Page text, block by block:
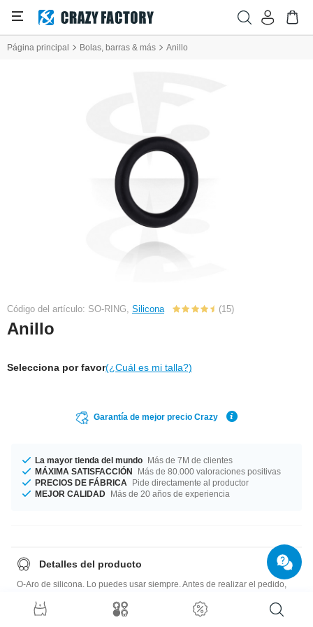
Página principal Bolas, barras & más Anillo
Código del artículo: SO-RING, Silicona (15)
Anillo
Selecciona por favor(¿Cuál es mi talla?)
Garantía de mejor precio Crazy
La mayor tienda del mundo Más de 7M de clientes
MÁXIMA SATISFACCIÓN
Más de 80.000 valoraciones positivas
PRECIOS DE FÁBRICA
Pide directamente al productor
MEJOR CALIDAD Más de 20 años de experiencia
Detalles del producto
O-Aro de silicona. Lo puedes usar siempre. Antes de realizar el pedido,